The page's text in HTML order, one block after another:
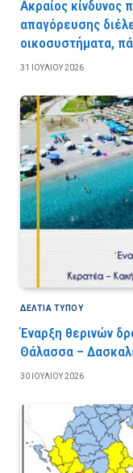
Ακραίος κίνδυνος
απαγόρευσης
οικοσυστήματα,
31 ΙΟΥΛΊΟΥ 2026
ΔΕΛΤΙΑ ΤΥΠΟΥ
Έναρξη θερινών
Θάλασσα –
30 ΙΟΥΛΊΟΥ 2026